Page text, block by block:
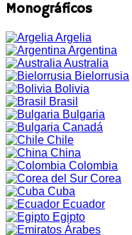
Monográficos
Argelia
Argentina
Australia
Bielorrusia
Bolivia
Brasil
Bulgaria
Canadá
Chile
China
Colombia
Corea
Cuba
Ecuador
Egipto